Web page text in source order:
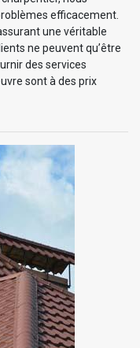
efficacement.
une véritable
ne peuvent qu’être
des services
sont à des prix